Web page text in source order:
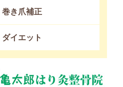
巻き爪補正
ダイエット